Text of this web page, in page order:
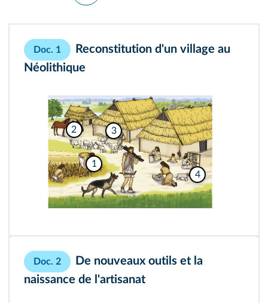
Doc. 1
Reconstitution d'un village au
Néolithique
1
2 3
4
Doc. 2
De nouveaux outils et la
naissance de l'artisanat